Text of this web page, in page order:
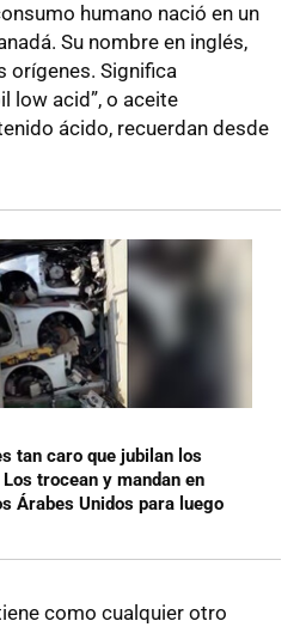
humano nació en un
Su nombre en inglés,
orígenes. Significa
low acid”, o aceite
ácido, recuerdan desde
tan caro que jubilan los
trocean y mandan en
Árabes Unidos para luego
como cualquier otro